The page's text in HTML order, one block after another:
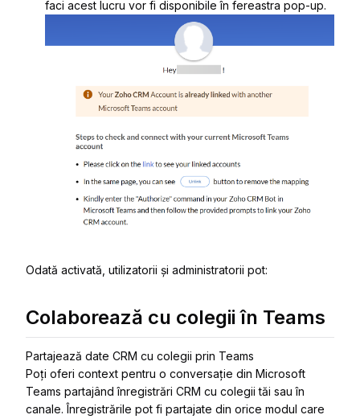
faci acest lucru vor fi disponibile în fereastra pop-up.
Odată activată, utilizatorii și administratorii pot:
Colaborează cu colegii în Teams
Partajează date CRM cu colegii prin Teams
Poți oferi context pentru o conversație din Microsoft
Teams partajând înregistrări CRM cu colegii tăi sau în
canale. Înregistrările pot fi partajate din orice modul care